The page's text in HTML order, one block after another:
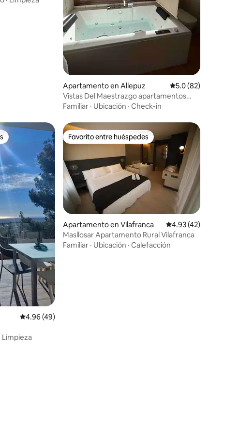
Apartamento en Allepuz Calificación
5.0 (82)
Vistas Del Maestrazgo apartamentos
Rurales
Familiar · Ubicación · Check-in
Calificación promedio: 4.96 de 5, 49 reseñas
4.96 (49)
Limpieza
Favorito entre huéspedes
Favorito entre huéspedes
Apartamento en Vilafranca Calificación
4.93 (42)
Masllosar Apartamento Rural Vilafranca
Familiar · Ubicación · Calefacción